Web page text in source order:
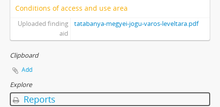
Conditions of access and use area
Uploaded finding
aid
tatabanya-megyei-jogu-varos-leveltara.pdf
Clipboard
Add
Explore
Reports